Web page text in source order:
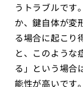
うトラブルです
か、鍵自体が変
る場合に起こり
と、このような
る」という場合
能性が高いです